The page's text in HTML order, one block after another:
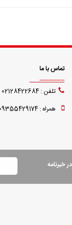
تماس با ما
تلفن : 02128422684
همراه : 09355429174
خبرنامه